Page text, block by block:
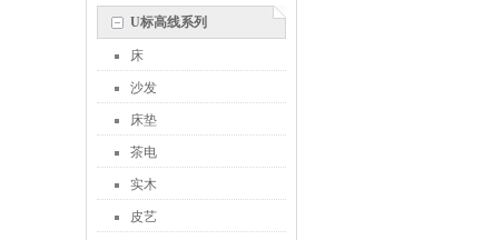
U标高线系列
床
沙发
床垫
茶电
实木
皮艺